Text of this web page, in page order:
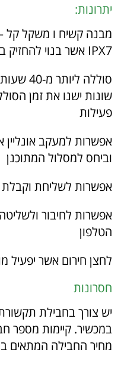
יתרונות:
IPX7 אשר בנוי להחזיק בתנאים קיצוניים
סוללה
שונות ישנו את זמן
פעילות
אפשרות למעקב
וביחס למסלול המתוכנן
אפשרות לשליחת
אפשרות לחיבור
הטלפון
לחצן חירום אשר יפעיל
חסרונות
יש צורך בחבילת
במכשיר. קיימות מספר
מחיר החבילה המתאים ביותר